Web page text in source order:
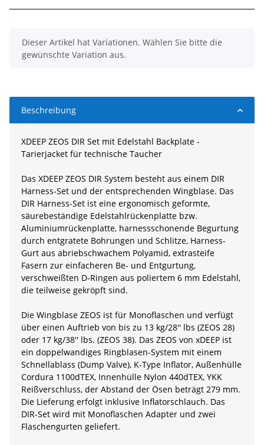
x
Dieser Artikel hat Variationen. Wählen Sie bitte die
gewünschte Variation aus.
Beschreibung
XDEEP ZEOS DIR Set mit Edelstahl Backplate -
Tarierjacket für technische Taucher
Das XDEEP ZEOS DIR System besteht aus einem DIR
Harness-Set und der entsprechenden Wingblase. Das
DIR Harness-Set ist eine ergonomisch geformte,
säurebeständige Edelstahlrückenplatte bzw.
Aluminiumrückenplatte, harnessschonende Begurtung
durch entgratete Bohrungen und Schlitze, Harness-
Gurt aus abriebschwachem Polyamid, extrasteife
Fasern zur einfacheren Be- und Entgurtung,
verschweißten D-Ringen aus poliertem 6 mm Edelstahl,
die teilweise gekröpft sind.
Die Wingblase ZEOS ist für Monoflaschen und verfügt
über einen Auftrieb von bis zu 13 kg/28'' lbs (ZEOS 28)
oder 17 kg/38'' lbs. (ZEOS 38). Das ZEOS von xDEEP ist
ein doppelwandiges Ringblasen-System mit einem
Schnellablass (Dump Valve), K-Type Inflator, Außenhülle
Cordura 1100dTEX, Innenhülle Nylon 440dTEX, YKK
Reißverschluss, der Abstand der Ösen beträgt 279 mm.
Die Lieferung erfolgt inklusive Inflatorschlauch. Das
DIR-Set wird mit Monoflaschen Adapter und zwei
Flaschengurten geliefert.